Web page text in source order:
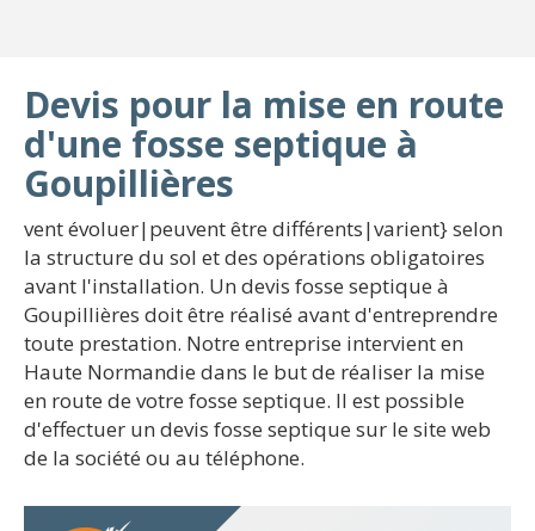
Devis pour la mise en route
d'une fosse septique à
Goupillières
vent évoluer|peuvent être différents|varient} selon
la structure du sol et des opérations obligatoires
avant l'installation. Un devis fosse septique à
Goupillières doit être réalisé avant d'entreprendre
toute prestation. Notre entreprise intervient en
Haute Normandie dans le but de réaliser la mise
en route de votre fosse septique. Il est possible
d'effectuer un devis fosse septique sur le site web
de la société ou au téléphone.